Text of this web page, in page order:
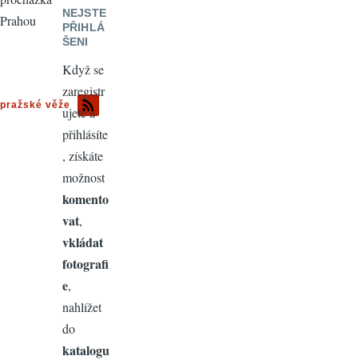
Prahou
pražské věže
NEJSTE
PŘIHLÁ
ŠENI
Když se
zaregistr
ujete a
přihlásíte
, získáte
možnost
komento
vat,
vkládat
fotografi
e,
nahlížet
do
katalogu